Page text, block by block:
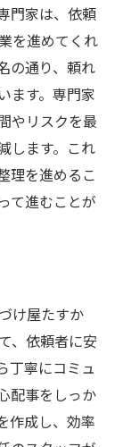
門家は、依頼
を進めてくれ
の通り、頼れ
ます。専門家
やリスクを最
します。これ
理を進めるこ
て進むことが
け屋たすか
、依頼者に安
丁寧にコミュ
配事をしっか
作成し、効率